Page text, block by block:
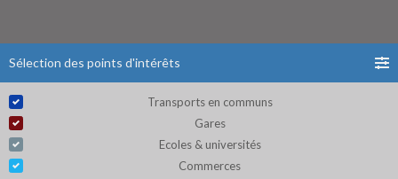
Sélection des points d'intérêts
Transports en communs
Gares
Ecoles & universités
Commerces